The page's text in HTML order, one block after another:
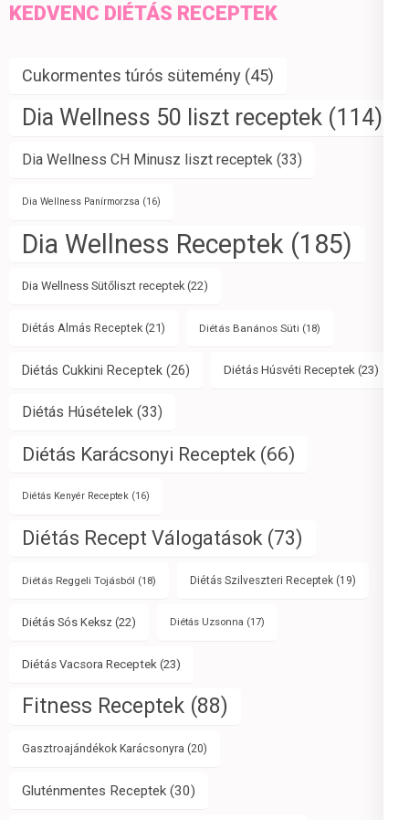
KEDVENC DIÉTÁS RECEPTEK
Cukormentes túrós sütemény (45)
Dia Wellness 50 liszt receptek (114)
Dia Wellness CH Minusz liszt receptek (33)
Dia Wellness Panírmorzsa (16)
Dia Wellness Receptek (185)
Dia Wellness Sütőliszt receptek (22)
Diétás Almás Receptek (21) Diétás Banános Süti (18)
Diétás Cukkini Receptek (26) Diétás Húsvéti Receptek (23)
Diétás Húsételek (33)
Diétás Karácsonyi Receptek (66)
Diétás Kenyér Receptek (16)
Diétás Recept Válogatások (73)
Diétás Reggeli Tojásból (18) Diétás Szilveszteri Receptek (19)
Diétás Sós Keksz (22) Diétás Uzsonna (17)
Diétás Vacsora Receptek (23)
Fitness Receptek (88)
Gasztroajándékok Karácsonyra (20)
Gluténmentes Receptek (30)